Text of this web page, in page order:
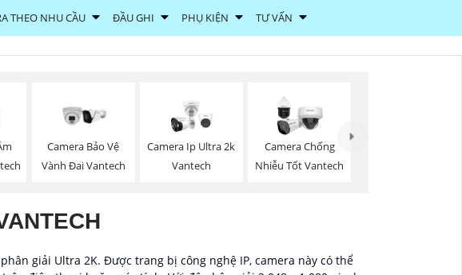
THEO NHU CẦU ĐẦU GHI PHỤ KIỆN TƯ VẤN
Camera Bảo Vệ
Vành Đai Vantech
Camera Ip Ultra 2k
Vantech
Camera Chống
Nhiễu Tốt Vantech
giải Ultra 2K. Được trang bị công nghệ IP, camera này có thể